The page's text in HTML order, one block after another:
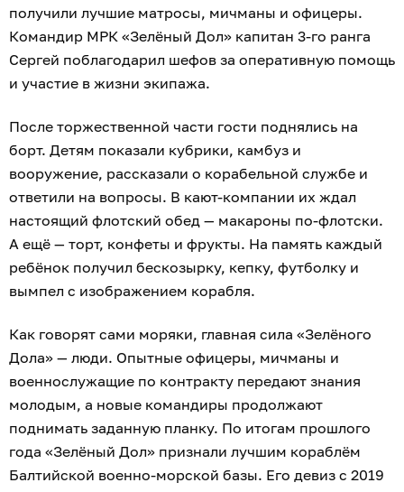
получили лучшие матросы, мичманы и офицеры.
Командир МРК «Зелёный Дол» капитан 3-го ранга
Сергей поблагодарил шефов за оперативную помощь
и участие в жизни экипажа.
После торжественной части гости поднялись на
борт. Детям показали кубрики, камбуз и
вооружение, рассказали о корабельной службе и
ответили на вопросы. В кают-компании их ждал
настоящий флотский обед — макароны по-флотски.
А ещё — торт, конфеты и фрукты. На память каждый
ребёнок получил бескозырку, кепку, футболку и
вымпел с изображением корабля.
Как говорят сами моряки, главная сила «Зелёного
Дола» — люди. Опытные офицеры, мичманы и
военнослужащие по контракту передают знания
молодым, а новые командиры продолжают
поднимать заданную планку. По итогам прошлого
года «Зелёный Дол» признали лучшим кораблём
Балтийской военно-морской базы. Его девиз с 2019